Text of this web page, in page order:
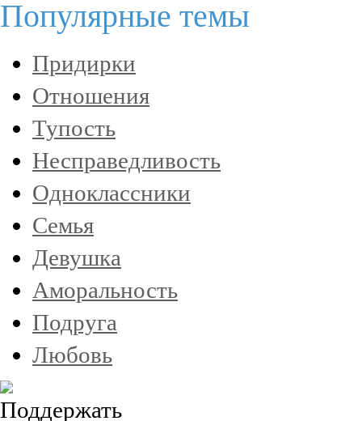
Популярные темы
Придирки
Отношения
Тупость
Несправедливость
Одноклассники
Семья
Девушка
Аморальность
Подруга
Любовь